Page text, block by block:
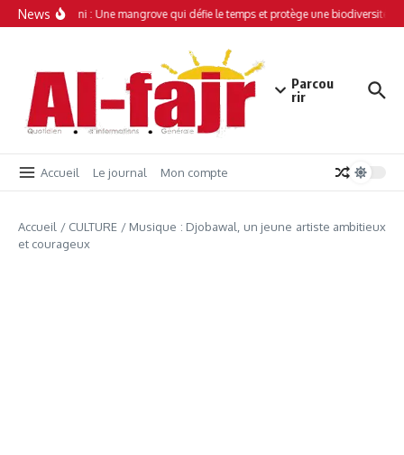
Aller au contenu
News
Simamboini : Une mangrove qui défie le temps et protège une biodiversité
Parcou
rir
Accueil Le journal Mon compte
Accueil / CULTURE / Musique : Djobawal, un jeune artiste ambitieux
et courageux